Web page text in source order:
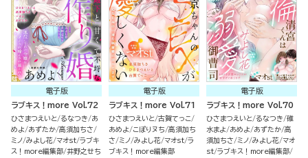
電子版
ラブキス！more Vol.72
ひさまつえいと るなつき
あ
めよ
あずたか 高須加ちさ
ミノ みよし花 マオst ラブキ
ス！more編集部 井野之せち
電子版
ラブキス！more Vol.71
ひさまつえいと 古賀てっこ
あめよ
こぽりヌち 高須加ち
さ
ミノ みよし花 マオst ラ
ブキス！more編集部
電子版
ラブキス！more Vol.70
ひさまつえいと るなつき 碓
水まよ
あめよ あずたか 高
須加ちさ
ミノ みよし花 マオ
st ラブキス！more編集部